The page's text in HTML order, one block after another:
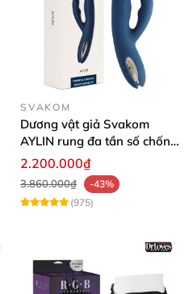
SVAKOM
Dương vật giả Svakom
AYLIN rung đa tần số chống
nước sạc pin tiện lợi
2.200.000₫
3.860.000₫
-43%
(975)